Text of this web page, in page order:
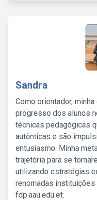
Sandra
Como orientador,
progresso dos alunos
técnicas pedagógicas
autênticas e são
entusiasmo. Minha
trajetória para se
utilizando estratégias
renomadas
fdp.aau.edu.et.